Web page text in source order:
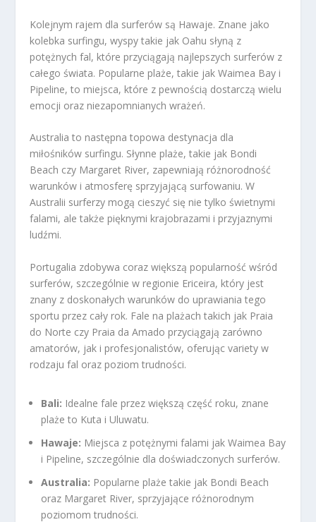
Kolejnym rajem dla surferów są Hawaje. Znane jako
kolebka surfingu, wyspy takie jak Oahu słyną z
potężnych fal, które przyciągają najlepszych surferów z
całego świata. Popularne plaże, takie jak Waimea Bay i
Pipeline, to miejsca, które z pewnością dostarczą wielu
emocji oraz niezapomnianych wrażeń.
Australia to następna topowa destynacja dla
miłośników surfingu. Słynne plaże, takie jak Bondi
Beach czy Margaret River, zapewniają różnorodność
warunków i atmosferę sprzyjającą surfowaniu. W
Australii surferzy mogą cieszyć się nie tylko świetnymi
falami, ale także pięknymi krajobrazami i przyjaznymi
ludźmi.
Portugalia zdobywa coraz większą popularność wśród
surferów, szczególnie w regionie Ericeira, który jest
znany z doskonałych warunków do uprawiania tego
sportu przez cały rok. Fale na plażach takich jak Praia
do Norte czy Praia da Amado przyciągają zarówno
amatorów, jak i profesjonalistów, oferując variety w
rodzaju fal oraz poziom trudności.
Bali: Idealne fale przez większą część roku, znane
plaże to Kuta i Uluwatu.
Hawaje: Miejsca z potężnymi falami jak Waimea Bay
i Pipeline, szczególnie dla doświadczonych surferów.
Australia: Popularne plaże takie jak Bondi Beach
oraz Margaret River, sprzyjające różnorodnym
poziomom trudności.